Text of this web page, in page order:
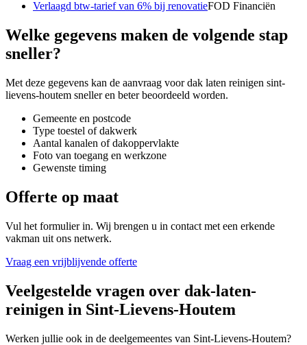
Verlaagd btw-tarief van 6% bij renovatieFOD Financiën
Welke gegevens maken de volgende stap
sneller?
Met deze gegevens kan de aanvraag voordak laten reinigen sint-
lievens-houtem sneller en beter beoordeeld worden.
Gemeente en postcode
Type toestel of dakwerk
Aantal kanalen of dakoppervlakte
Foto van toegang en werkzone
Gewenste timing
Offerte op maat
Vul het formulier in. Wij brengen u in contact met een erkende
vakman uit ons netwerk.
Vraag een vrijblijvende offerte
Veelgestelde vragen over dak-laten-
reinigen in Sint-Lievens-Houtem
Werken jullie ook in de deelgemeentes van Sint-Lievens-Houtem?